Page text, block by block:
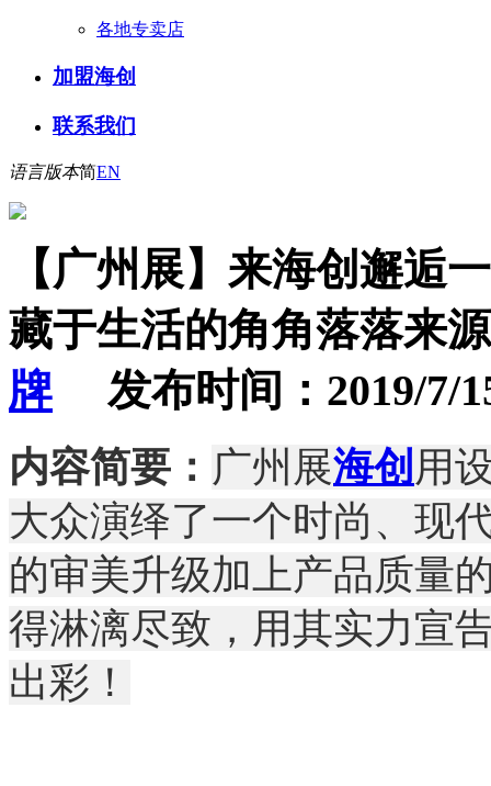
各地专卖店
加盟海创
联系我们
语言版本简EN
【广州展】来海创邂逅
藏于生活的角角落落来
牌 发布时间：2019/7/
内容简要： 广州展海创 用
大众演绎了一个时尚、现
的审美升级加上产品质量
得淋漓尽致，用其实力宣
出彩！